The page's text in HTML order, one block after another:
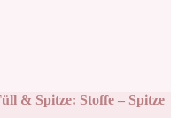
& Spitze: Stoffe – Spitze